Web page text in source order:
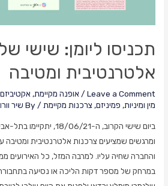
תכניסו ליומן: שישי
אלטרנטיבית ומטיבה
Leave a Comment
/ אופנה מקיימת,
מין ומיניות, פמיניזם, צרכנות מקיימת / By שיר
ביום שישי הקרוב, ה-18/06/
ומרגשים שמציעים צרכנות אלטרנטיבית ומטיבה
והחברה שחיה עליו. למרבה המזל, כל האירועים
במרחק של מספר דקות הליכה או נסיעה